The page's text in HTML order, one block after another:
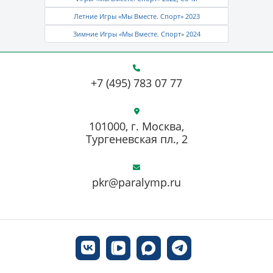
Летние Игры «Мы Вместе. Спорт» 2023
Зимние Игры «Мы Вместе. Спорт» 2024
+7 (495) 783 07 77
pkr@paralymp.ru
101000, г. Москва,
Тургеневская пл., 2